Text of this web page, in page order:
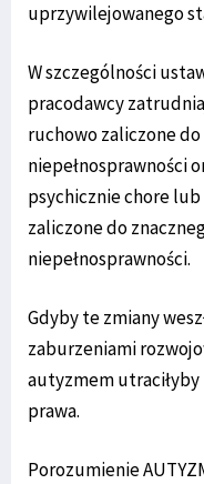
uprzywilejowanego
W szczególności
pracodawcy
ruchowo zaliczone
niepełnosprawności
psychicznie chore
zaliczone do
niepełnosprawności.
Gdyby te zmiany
zaburzeniami
autyzmem utraciłyby
prawa.
Porozumienie